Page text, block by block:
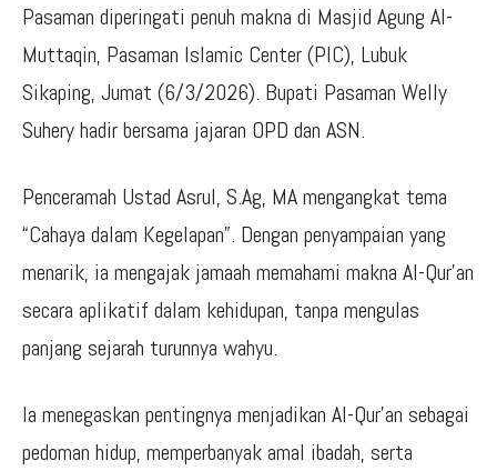
Pasaman diperingati penuh makna di Masjid Agung Al-
Muttaqin, Pasaman Islamic Center (PIC), Lubuk
Sikaping, Jumat (6/3/2026). Bupati Pasaman Welly
Suhery hadir bersama jajaran OPD dan ASN.
Penceramah Ustad Asrul, S.Ag, MA mengangkat tema
“Cahaya dalam Kegelapan”. Dengan penyampaian yang
menarik, ia mengajak jamaah memahami makna Al-Qur’an
secara aplikatif dalam kehidupan, tanpa mengulas
panjang sejarah turunnya wahyu.
Ia menegaskan pentingnya menjadikan Al-Qur’an sebagai
pedoman hidup, memperbanyak amal ibadah, serta